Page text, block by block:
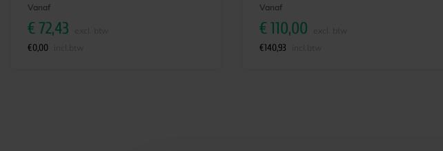
Vanaf
€72,43
€0,00
Vanaf
€110,00
€140,93